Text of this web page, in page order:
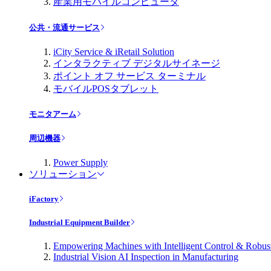
公共・流通サービス
iCity Service & iRetail Solution
インタラクティブ デジタルサイネージ
ポイント オフ サービス ターミナル
モバイルPOSタブレット
モニタアーム
周辺機器
Power Supply
ソリューション
iFactory
Industrial Equipment Builder
Empowering Machines with Intelligent Control &
Industrial Vision AI Inspection in Manufacturing